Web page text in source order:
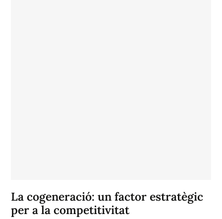
La cogeneració: un factor estratègic
per a la competitivitat